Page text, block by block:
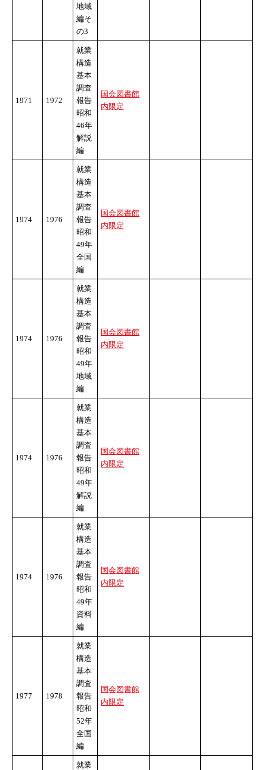
地域
編そ
の3
1971 1972
就業
構造
基本
調査
報告
昭和
46年
解説
編
国会図書館
内限定
1974 1976
就業
構造
基本
調査
報告
昭和
49年
全国
編
国会図書館
内限定
1974 1976
就業
構造
基本
調査
報告
昭和
49年
地域
編
国会図書館
内限定
1974 1976
就業
構造
基本
調査
報告
昭和
49年
解説
編
国会図書館
内限定
1974 1976
就業
構造
基本
調査
報告
昭和
49年
資料
編
国会図書館
内限定
1977 1978
就業
構造
基本
調査
報告
昭和
52年
全国
編
国会図書館
内限定
就業